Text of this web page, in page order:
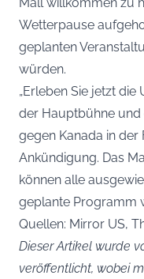
Wetterpause
geplanten
würden.
„Erleben Sie jetzt
der Hauptbühne
gegen Kanada in der
Ankündigung. Das
können alle
geplante Programm
Quellen: Mirror US,
Dieser Artikel wurde
veröffentlicht, wobei